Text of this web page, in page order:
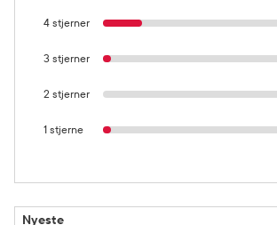
4 stjerner
3 stjerner
2 stjerner
1 stjerne